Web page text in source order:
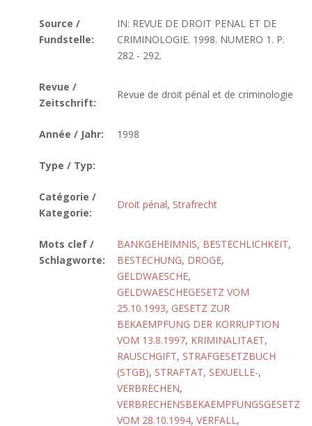
Source /
Fundstelle:
IN: REVUE DE DROIT PENAL ET DE
CRIMINOLOGIE. 1998. NUMERO 1. P.
282 - 292.
Revue /
Zeitschrift:
Revue de droit pénal et de criminologie
Année / Jahr: 1998
Type / Typ:
Catégorie /
Kategorie:
Droit pénal, Strafrecht
Mots clef /
Schlagworte:
BANKGEHEIMNIS, BESTECHLICHKEIT,
BESTECHUNG, DROGE,
GELDWAESCHE,
GELDWAESCHEGESETZ VOM
25.10.1993, GESETZ ZUR
BEKAEMPFUNG DER KORRUPTION
VOM 13.8.1997, KRIMINALITAET,
RAUSCHGIFT, STRAFGESETZBUCH
(STGB), STRAFTAT, SEXUELLE-,
VERBRECHEN,
VERBRECHENSBEKAEMPFUNGSGESETZ
VOM 28.10.1994, VERFALL,